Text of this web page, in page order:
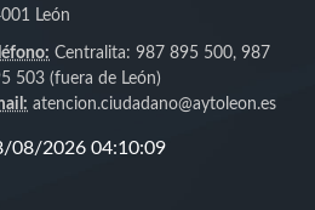
León
Centralita: 987 895 500, 987
503 (fuera de León)
atencion.ciudadano@aytoleon.es